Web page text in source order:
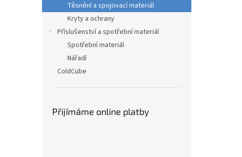
Těsnění a spojovací materiál
Kryty a ochrany
Příslušenství a spotřební materiál
Spotřební materiál
Nářadí
ColdCube
Přijímáme online platby